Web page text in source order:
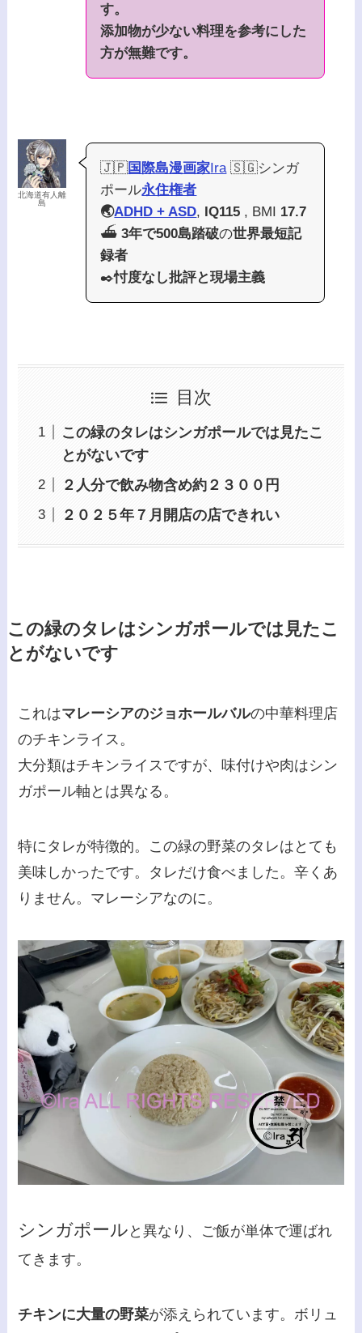
す。
添加物が少ない料理を参考にした
方が無難です。
北海道有人離
島
🇯🇵国際島漫画家 Ira🇸🇬シンガ
ポール永住権者
🌏ADHD + ASD, IQ115 , BMI 17.7
⛴️3年で500島踏破の世界最短記
録者
✒️忖度なし批評と現場主義
目次
この緑のタレはシンガポールでは見たこ
とがないです
２人分で飲み物含め約２３００円
２０２５年７月開店の店できれい
この緑のタレはシンガポールでは見たこ
とがないです
これはマレーシアのジョホールバルの中華料理店
のチキンライス。
大分類はチキンライスですが、味付けや肉はシン
ガポール軸とは異なる。
特にタレが特徴的。この緑の野菜のタレはとても
美味しかったです。タレだけ食べました。辛くあ
りません。マレーシアなのに。
シンガポール と異なり、ご飯が単体で運ばれ
てきます。
チキンに大量の野菜が添えられています。ボリュ